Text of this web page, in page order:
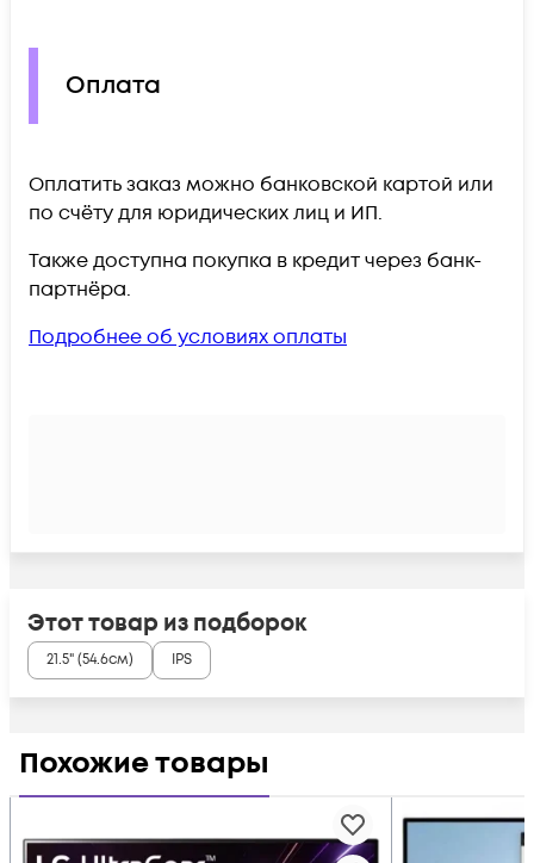
Оплата
Оплатить заказ можно банковской картой или
по счёту для юридических лиц и ИП.
Также доступна покупка в кредит через банк-
партнёра.
Подробнее об условиях оплаты
Этот товар из подборок
21.5" (54.6см) IPS
Похожие товары